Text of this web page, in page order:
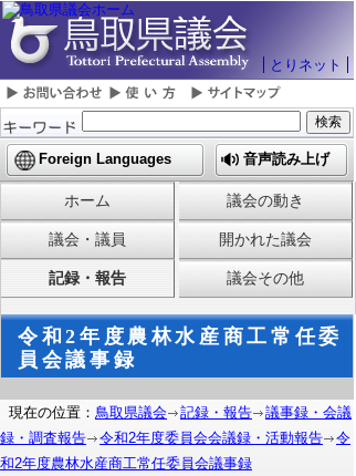
とりネット
Foreign Languages 音声読み上げ
ホーム 議会の動き
議会・議員 開かれた議会
記録・報告 議会その他
令和2年度農林水産商工常任委
員会議事録
現在の位置： 鳥取県議会 記録・報告
議事録・会議
録・調査報告
令和2年度委員会会議録・活動報告
令
和2年度農林水産商工常任委員会議事録